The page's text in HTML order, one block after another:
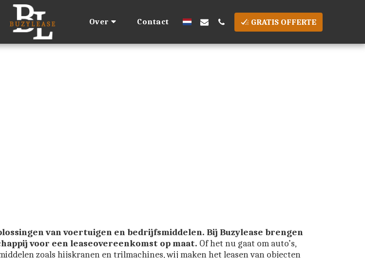
Over Contact GRATIS OFFERTE
van voertuigen en bedrijfsmiddelen. Bij Buzylease brengen
voor een leaseovereenkomst op maat. Of het nu gaat om auto’s,
zoals hijskranen en trilmachines, wij maken het leasen van objecten